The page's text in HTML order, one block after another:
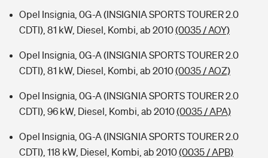
Opel Insignia, 0G-A (INSIGNIA SPORTS TOURER 2.0
CDTI), 81 kW, Diesel, Kombi, ab 2010(0035 / AOY)
Opel Insignia, 0G-A (INSIGNIA SPORTS TOURER 2.0
CDTI), 81 kW, Diesel, Kombi, ab 2010(0035 / AOZ)
Opel Insignia, 0G-A (INSIGNIA SPORTS TOURER 2.0
CDTI), 96 kW, Diesel, Kombi, ab 2010(0035 / APA)
Opel Insignia, 0G-A (INSIGNIA SPORTS TOURER 2.0
CDTI), 118 kW, Diesel, Kombi, ab 2010(0035 / APB)